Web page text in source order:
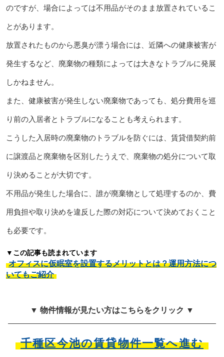
のですが、場合によっては不用品がそのまま放置されているこ
とがあります。
放置されたものから悪臭が漂う場合には、近隣への健康被害が
発生するなど、廃棄物の種類によっては大きなトラブルに発展
しかねません。
また、健康被害が発生しない廃棄物であっても、処分費用を巡
り前の入居者とトラブルになることも考えられます。
こうした入居時の廃棄物のトラブルを防ぐには、賃貸借契約前
に譲渡品と廃棄物を区別したうえで、廃棄物の処分について取
り決めることが大切です。
不用品が発生した場合に、誰が廃棄物として処理するのか、費
用負担や取り決めを違反した際の対応について決めておくこと
も必要です。
▼この記事も読まれています
オフィスに仮眠室を設置するメリットとは？運用方法につ
いてもご紹介
▼ 物件情報が見たい方はこちらをクリック ▼
千種区今池の賃貸物件一覧へ進む